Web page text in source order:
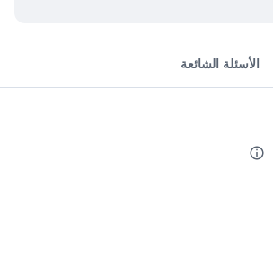
الأسئلة الشائعة